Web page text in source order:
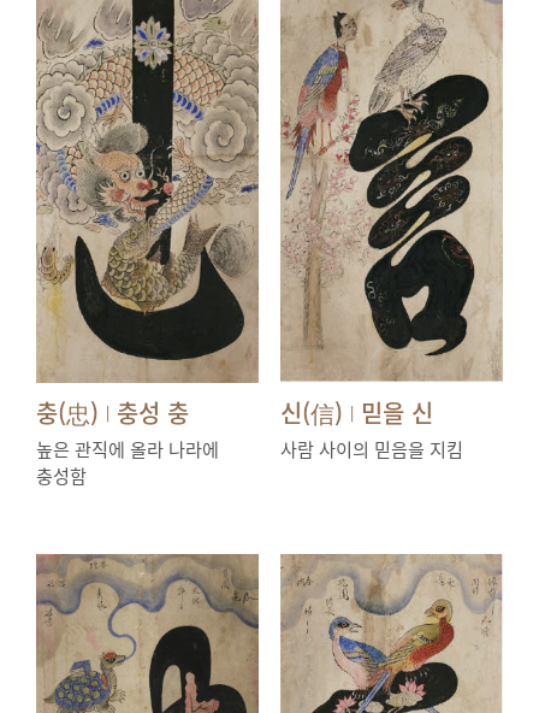
충(忠) | 충성 충
높은 관직에 올라 나라에
충성함
신(信) | 믿을 신
사람 사이의 믿음을 지킴